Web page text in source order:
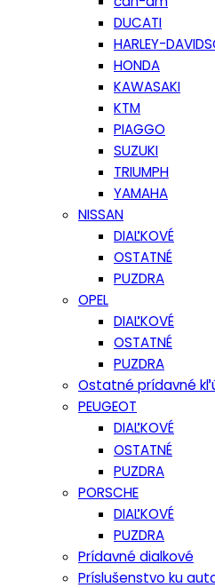
DUCATI
HARLEY-
HONDA
KAWASAKI
KTM
PIAGGO
SUZUKI
TRIUMPH
YAMAHA
NISSAN
DIAĽKOVÉ
OSTATNÉ
PUZDRA
OPEL
DIAĽKOVÉ
OSTATNÉ
PUZDRA
Ostatné prídavné
PEUGEOT
DIAĽKOVÉ
OSTATNÉ
PUZDRA
PORSCHE
DIAĽKOVÉ
PUZDRA
Prídavné dialkové
Príslušenstvo ku